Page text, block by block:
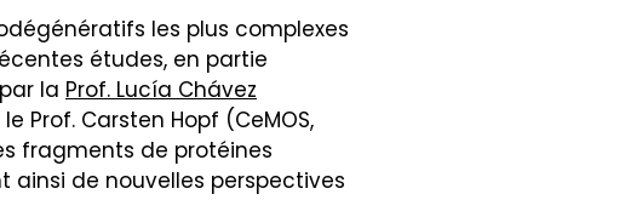
les plus complexes
études, en partie
la Prof. Lucía Chávez
Prof. Carsten Hopf (CeMOS,
fragments de protéines
ainsi de nouvelles perspectives